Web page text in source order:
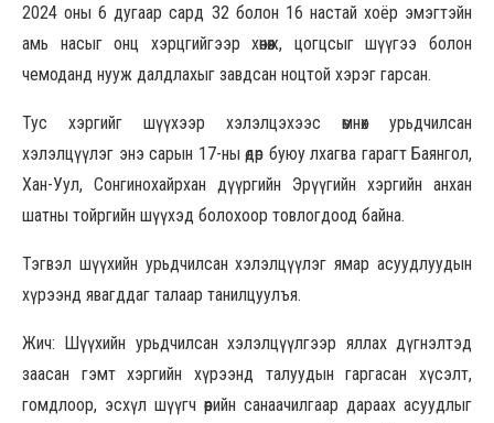
2024 оны 6 дугаар сард 32 болон 16 настай хоёр эмэгтэйн
амь насыг онц хэрцгийгээр хөнөөж, цогцсыг шүүгээ болон
чемоданд нууж далдлахыг завдсан ноцтой хэрэг гарсан.
Тус хэргийг шүүхээр хэлэлцэхээс өмнөх урьдчилсан
хэлэлцүүлэг энэ сарын 17-ны өдөр буюу лхагва гарагт Баянгол,
Хан-Уул, Сонгинохайрхан дүүргийн Эрүүгийн хэргийн анхан
шатны тойргийн шүүхэд болохоор товлогдоод байна.
Тэгвэл шүүхийн урьдчилсан хэлэлцүүлэг ямар асуудлуудын
хүрээнд явагддаг талаар танилцуулъя.
Жич: Шүүхийн урьдчилсан хэлэлцүүлгээр яллах дүгнэлтэд
заасан гэмт хэргийн хүрээнд талуудын гаргасан хүсэлт,
гомдлоор, эсхүл шүүгч өөрийн санаачилгаар дараах асуудлыг